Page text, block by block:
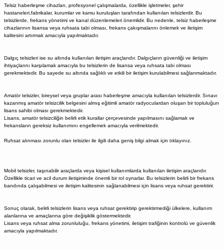
Telsiz haberleşme cihazları, profesyonel çalışmalarda, özellikle işletmeler, şehir
hastaneleri,fabrikalar, kurumlar ve kamu kuruluşları tarafından kullanılan telsizlerdir. Bu
telsizlerde, frekans yönetimi ve kanal düzenlemeleri önemlidir. Bu nedenle, telsiz haberleşme
cihazlarının lisansa veya ruhsata tabi olması, frekans çakışmalarını önlemek ve iletişim
kalitesini artırmak amacıyla yapılmaktadır.
Dalgıç telsizleri ise su altında kullanılan iletişim araçlarıdır. Dalgıçların güvenliği ve iletişim
ihtiyaçlarını karşılamak amacıyla bu telsizlerin de lisansa veya ruhsata tabi olması
gerekmektedir. Bu sayede su altında sağlıklı ve etkili bir iletişim kurulabilmesi sağlanmaktadır.
Amatör telsizler, bireysel veya gruplar arası haberleşme amacıyla kullanılan telsizlerdir. Sınavı
kazanmış amatör telsizcilik belgesini almış eğitimli amatör radyoculardan oluşan bir topluluğun
lisans sahibi olması gerekmektedir.
Lisans, amatör telsizciliğin belirli etik kurallar çerçevesinde yapılmasını sağlamak ve
frekansların gereksiz kullanımını engellemek amacıyla verilmektedir.
Ruhsat alınması zorunlu olan telsizler ile ilgili daha geniş bilgi almak için tıklayınız.
Mobil telsizler, taşınabilir araçlarda veya kişisel kullanımlarda kullanılan iletişim araçlarıdır.
Özellikle ticari ve acil durum iletişiminde önemli bir rol oynarlar. Bu telsizlerin belirli bir frekans
bandında çalışabilmesi ve iletişim kalitesinin sağlanabilmesi için lisans veya ruhsat gerektirir.
Sonuç olarak, belirli telsizlerin lisans veya ruhsat gerektirip gerektirmediği ülkelere, kullanım
alanlarına ve amaçlarına göre değişiklik göstermektedir.
Lisans veya ruhsat alma zorunluluğu, frekans yönetimi, iletişim trafiğinin kontrolü ve güvenlik
amacıyla yapılmaktadır.